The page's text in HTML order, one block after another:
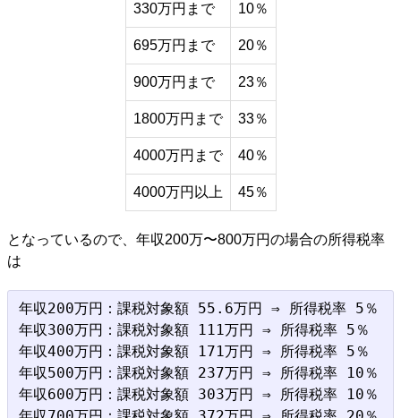
330万円まで 10％
695万円まで 20％
900万円まで 23％
1800万円まで 33％
4000万円まで 40％
4000万円以上 45％
となっているので、年収200万〜800万円の場合の所得税率
は
年収200万円：課税対象額 55.6万円 ⇒ 所得税率 5％
年収300万円：課税対象額 111万円 ⇒ 所得税率 5％
年収400万円：課税対象額 171万円 ⇒ 所得税率 5％
年収500万円：課税対象額 237万円 ⇒ 所得税率 10％
年収600万円：課税対象額 303万円 ⇒ 所得税率 10％